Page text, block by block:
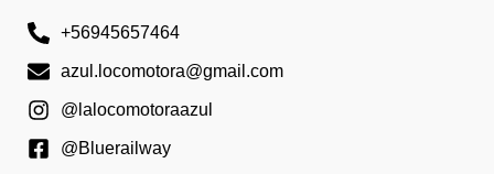
+56945657464
azul.locomotora@gmail.com
@lalocomotoraazul
@Bluerailway